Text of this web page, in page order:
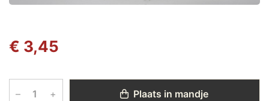
€ 3,45
– + Plaats in mandje